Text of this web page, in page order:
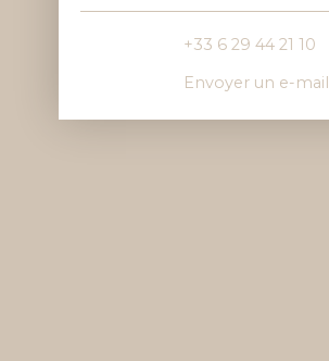
+33 6 29 44 21 10
Envoyer un e-mail